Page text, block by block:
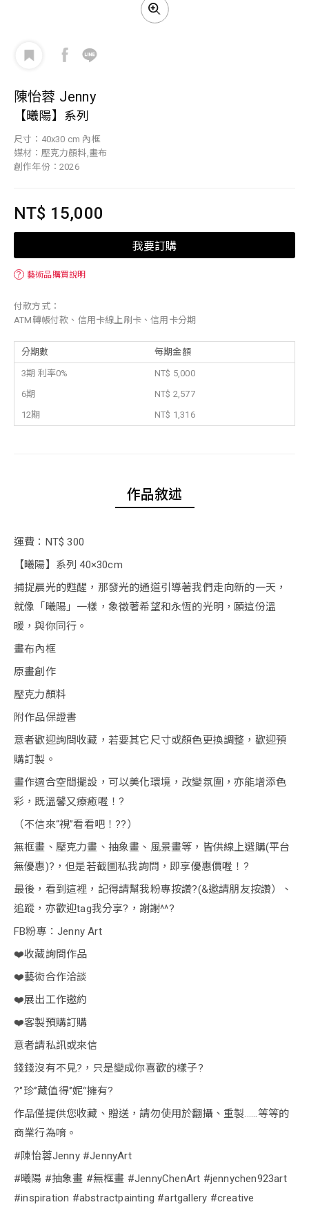
陳怡蓉 Jenny
【曦陽】系列
尺寸：40x30 cm 內框
媒材：壓克力顏料,畫布
創作年份：2026
NT$ 15,000
我要訂購
？ 藝術品購買說明
付款方式：
ATM轉帳付款、信用卡線上刷卡、信用卡分期
分期數 每期金額
3期 利率0%
NT$ 5,000
6期
NT$ 2,577
12期
NT$ 1,316
作品敘述
運費：NT$ 300
【曦陽】系列 40×30cm
捕捉晨光的甦醒，那發光的通道引導著我們走向新的一天，
就像「曦陽」一樣，象徵著希望和永恆的光明，願這份溫
暖，與你同行。
畫布內框
原畫創作
壓克力顏料
附作品保證書
意者歡迎詢問收藏，若要其它尺寸或顏色更換調整，歡迎預
購訂製。
畫作適合空間擺設，可以美化環境，改變氛圍，亦能增添色
彩，既溫馨又療癒喔！?
（不信來“視”看看吧！??）
無框畫、壓克力畫、抽象畫、風景畫等，皆供線上選購(平台
無優惠)?，但是若截圖私我詢問，即享優惠價喔！?
最後，看到這裡，記得請幫我粉專按讚?(&邀請朋友按讚）、
追蹤，亦歡迎tag我分享?，謝謝^^?
FB粉專：Jenny Art
❤️收藏詢問作品
❤️藝術合作洽談
❤️展出工作邀約
❤️客製預購訂購
意者請私訊或來信
錢錢沒有不見?，只是變成你喜歡的樣子?
?‘’珍‘’藏值得‘’妮‘’擁有?
作品僅提供您收藏、贈送，請勿使用於翻攝、重製......等等的
商業行為唷。
#陳怡蓉Jenny #JennyArt
#曦陽 #抽象畫 #無框畫 #JennyChenArt #jennychen923art
#inspiration #abstractpainting #artgallery #creative